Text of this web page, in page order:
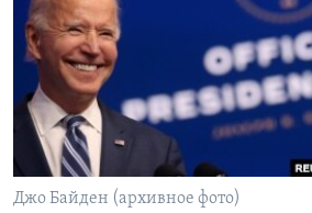
Learning English
СОЦИАЛЬНЫЕ СЕТИ
Языки
Джо Байден (архивное фото)